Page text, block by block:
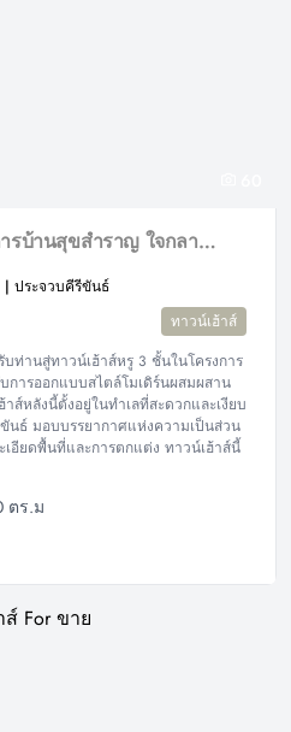
ทาวน์เฮ้าส์3 ชั้นในโครงการบ้านสุขสำราญ ใจกลางเมืองหัวหิน
| ประจวบคีรีขันธ์
ทาวน์เฮ้าส์
ท่านสู่ทาวน์เฮ้าส์หรู 3 ชั้นในโครงการ
ารออกแบบสไตล์โมเดิร์นผสมผสาน
หลังนี้ตั้งอยู่ในทำเลที่สะดวกและเงียบ
นธ์ มอบบรรยากาศแห่งความเป็นส่วน
อียดพื้นที่และการตกแต่ง ทาวน์เฮ้าส์นี้
ตร.ม